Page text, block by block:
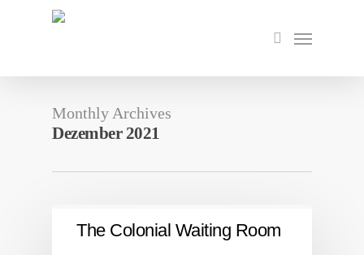
search
Menu
Monthly Archives
Dezember 2021
The Colonial Waiting Room